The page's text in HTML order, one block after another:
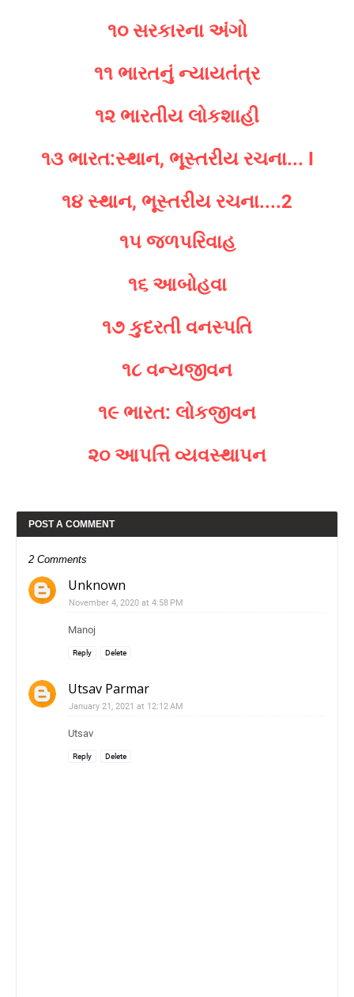
૧૦ સરકારના અંગો
૧૧ ભારતનું ન્યાયતંત્ર
૧૨ ભારતીય લોકશાહી
૧૩ ભારત:સ્થાન, ભૂસ્તરીય રચના... I
૧૪ સ્થાન, ભૂસ્તરીય રચના....2
૧૫ જળપરિવાહ
૧૬ આબોહવા
૧૭ કુદરતી વનસ્પતિ
૧૮ વન્યજીવન
૧૯ ભારત: લોકજીવન
૨૦ આપત્તિ વ્યવસ્થાપન
POST A COMMENT
2 Comments
Unknown
November 4, 2020 at 4:58 PM
Manoj
Reply Delete
Utsav Parmar
January 21, 2021 at 12:12 AM
Utsav
Reply Delete